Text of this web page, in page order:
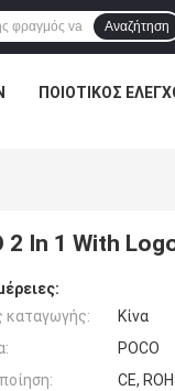
Αναζήτηση
ΠΟΙΟΤΙΚΌΣ
2 In 1 With
καταγωγής:
Κίνα
POCO
CE,